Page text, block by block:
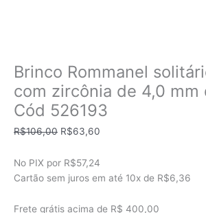
Brinco Rommanel
com zircônia de 4,0 mm
Cód 526193
R$106,00 O
original
era:
R$63,60
é:
No PIX por R$57,24
Cartão sem juros em até 10x de R$6,36
Frete grátis acima de R$ 400,00